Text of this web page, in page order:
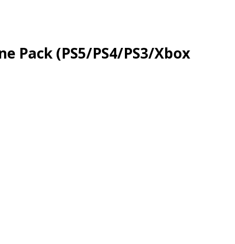
Pack (PS5/PS4/PS3/Xbox